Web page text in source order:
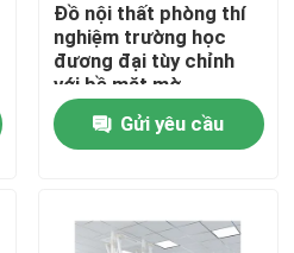
Đồ nội thất phòng thí
nghiệm trường học
đương đại tùy chỉnh
với bề mặt mờ
Gửi yêu cầu